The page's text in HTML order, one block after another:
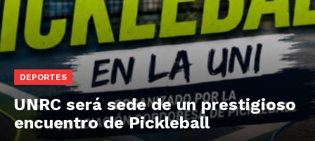
DEPORTES
UNRC será sede de un prestigioso
encuentro de Pickleball